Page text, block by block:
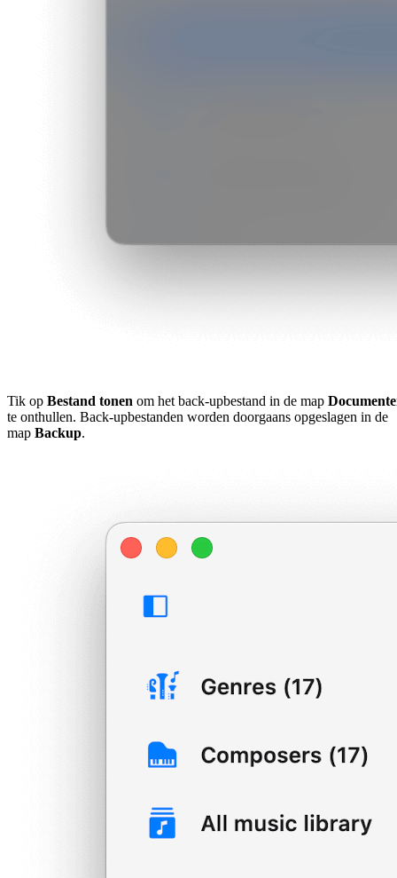
Tik op Bestand tonen om het back-upbestand in de map
te onthullen. Back-upbestanden worden doorgaans opgeslagen in de
map Backup.